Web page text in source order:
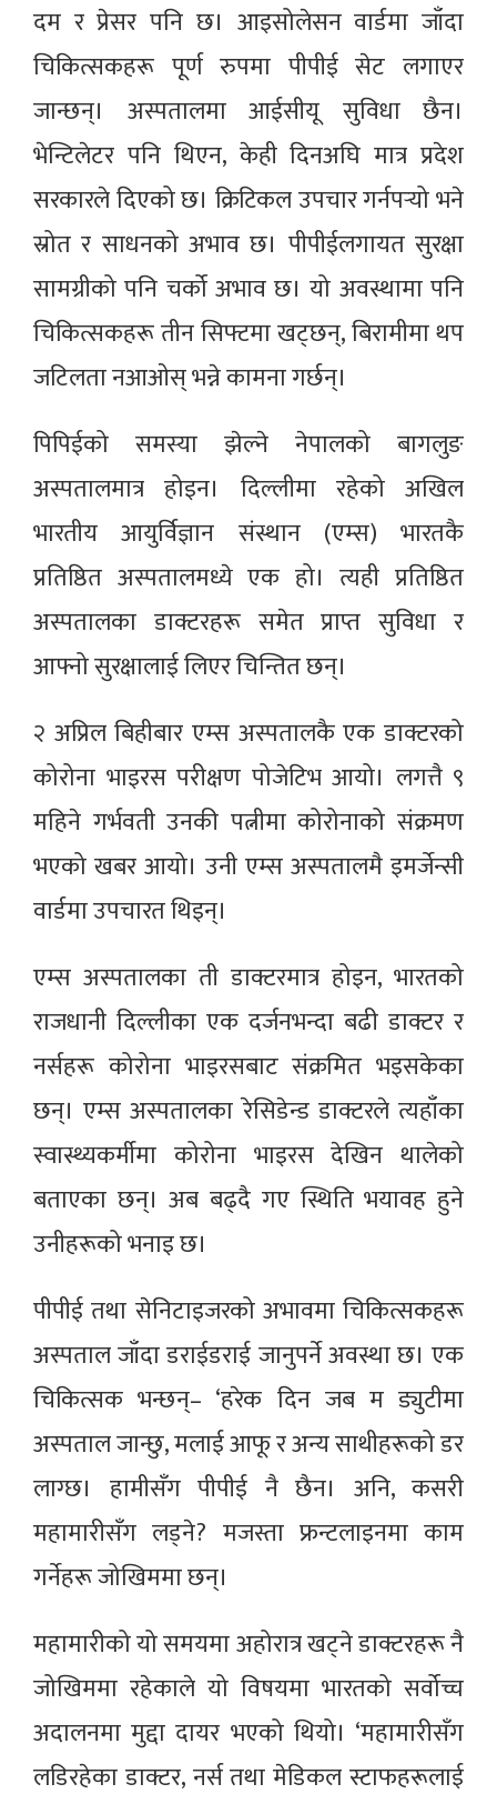
दम र प्रेसर पनि छ। आइसोलेसन वार्डमा जाँदा
चिकित्सकहरू पूर्ण रुपमा पीपीई सेट लगाएर
जान्छन्। अस्पतालमा आईसीयू सुविधा छैन।
भेन्टिलेटर पनि थिएन, केही दिनअघि मात्र प्रदेश
सरकारले दिएको छ। क्रिटिकल उपचार गर्नपर्‍यो भने
स्रोत र साधनको अभाव छ। पीपीईलगायत सुरक्षा
सामग्रीको पनि चर्को अभाव छ। यो अवस्थामा पनि
चिकित्सकहरू तीन सिफ्टमा खट्छन्, बिरामीमा थप
जटिलता नआओस् भन्ने कामना गर्छन्।
पिपिईको समस्या झेल्ने नेपालको बागलुङ
अस्पतालमात्र होइन। दिल्लीमा रहेको अखिल
भारतीय आयुर्विज्ञान संस्थान (एम्स) भारतकै
प्रतिष्ठित अस्पतालमध्ये एक हो। त्यही प्रतिष्ठित
अस्पतालका डाक्टरहरू समेत प्राप्त सुविधा र
आफ्नो सुरक्षालाई लिएर चिन्तित छन्।
२ अप्रिल बिहीबार एम्स अस्पतालकै एक डाक्टरको
कोरोना भाइरस परीक्षण पोजेटिभ आयो। लगत्तै ९
महिने गर्भवती उनकी पत्नीमा कोरोनाको संक्रमण
भएको खबर आयो। उनी एम्स अस्पतालमै इमर्जेन्सी
वार्डमा उपचारत थिइन्।
एम्स अस्पतालका ती डाक्टरमात्र होइन, भारतको
राजधानी दिल्लीका एक दर्जनभन्दा बढी डाक्टर र
नर्सहरू कोरोना भाइरसबाट संक्रमित भइसकेका
छन्। एम्स अस्पतालका रेसिडेन्ड डाक्टरले त्यहाँका
स्वास्थ्यकर्मीमा कोरोना भाइरस देखिन थालेको
बताएका छन्। अब बढ्दै गए स्थिति भयावह हुने
उनीहरूको भनाइ छ।
पीपीई तथा सेनिटाइजरको अभावमा चिकित्सकहरू
अस्पताल जाँदा डराईडराई जानुपर्ने अवस्था छ। एक
चिकित्सक भन्छन्– ‘हरेक दिन जब म ड्युटीमा
अस्पताल जान्छु, मलाई आफू र अन्य साथीहरूको डर
लाग्छ। हामीसँग पीपीई नै छैन। अनि, कसरी
महामारीसँग लड्ने? मजस्ता फ्रन्टलाइनमा काम
गर्नेहरू जोखिममा छन्।
महामारीको यो समयमा अहोरात्र खट्ने डाक्टरहरू नै
जोखिममा रहेकाले यो विषयमा भारतको सर्वोच्च
अदालनमा मुद्दा दायर भएको थियो। ‘महामारीसँग
लडिरहेका डाक्टर, नर्स तथा मेडिकल स्टाफहरूलाई